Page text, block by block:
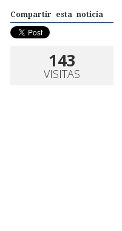
Compartir esta noticia
143
VISITAS